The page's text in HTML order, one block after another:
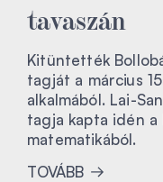
tavaszán
Kitüntették
tagját a március
alkalmából. Lai-
tagja kapta idén a
matematikából.
TOVÁBB